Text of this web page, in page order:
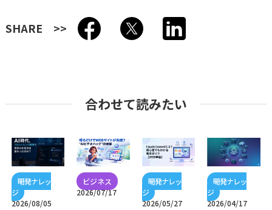
SHARE
合わせて読みたい
2026/08/05
2026/07/17
2026/05/27 2026/04/17